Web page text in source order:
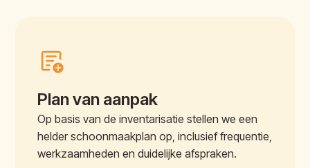
Plan van aanpak
Op basis van de inventarisatie stellen we een
helder schoonmaakplan op, inclusief frequentie,
werkzaamheden en duidelijke afspraken.